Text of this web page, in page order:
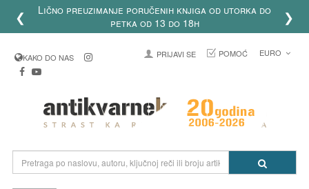
❮
Lično preuzimanje poručenih knjiga od utorka do
petka od 13 do 18h
❯
KAKO DO NAS PRIJAVI SE POMOĆ EURO